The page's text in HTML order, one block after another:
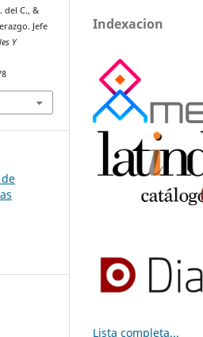
del C., &
Jefe
Y
Indexacion
Lista completa...